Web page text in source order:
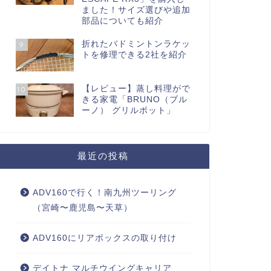
ました！サイズ選びや追加
部品についても紹介
9
折れたバドミントンラケッ
トを修理できる2社を紹介
10
【レビュー】蒸し料理がで
きる家電「BRUNO（ブル
ーノ） グリルポット」
最近の投稿
ADV160で行く！南九州ツーリング
（宮崎〜鹿児島〜天草）
ADV160にリアボックスの取り付け
デイトナ マルチウイングキャリア